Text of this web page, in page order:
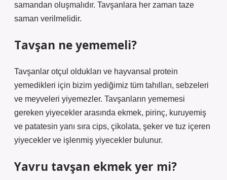
samandan oluşmalıdır. Tavşanlara her zaman taze
saman verilmelidir.
Tavşan ne yememeli?
Tavşanlar otçul oldukları ve hayvansal protein
yemedikleri için bizim yediğimiz tüm tahılları, sebzeleri
ve meyveleri yiyemezler. Tavşanların yememesi
gereken yiyecekler arasında ekmek, pirinç, kuruyemiş
ve patatesin yanı sıra cips, çikolata, şeker ve tuz içeren
yiyecekler ve işlenmiş yiyecekler bulunur.
Yavru tavşan ekmek yer mi?